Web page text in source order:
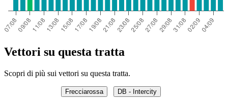
Vettori su questa tratta
Scopri di più sui vettori su questa tratta.
Frecciarossa DB - Intercity